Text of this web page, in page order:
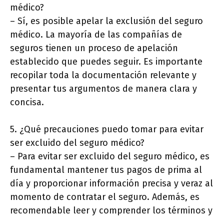
médico?
– Sí, es posible apelar la exclusión del seguro
médico. La mayoría de las compañías de
seguros tienen un proceso de apelación
establecido que puedes seguir. Es importante
recopilar toda la documentación relevante y
presentar tus argumentos de manera clara y
concisa.
5. ¿Qué precauciones puedo tomar para evitar
ser excluido del seguro médico?
– Para evitar ser excluido del seguro médico, es
fundamental mantener tus pagos de prima al
día y proporcionar información precisa y veraz al
momento de contratar el seguro. Además, es
recomendable leer y comprender los términos y